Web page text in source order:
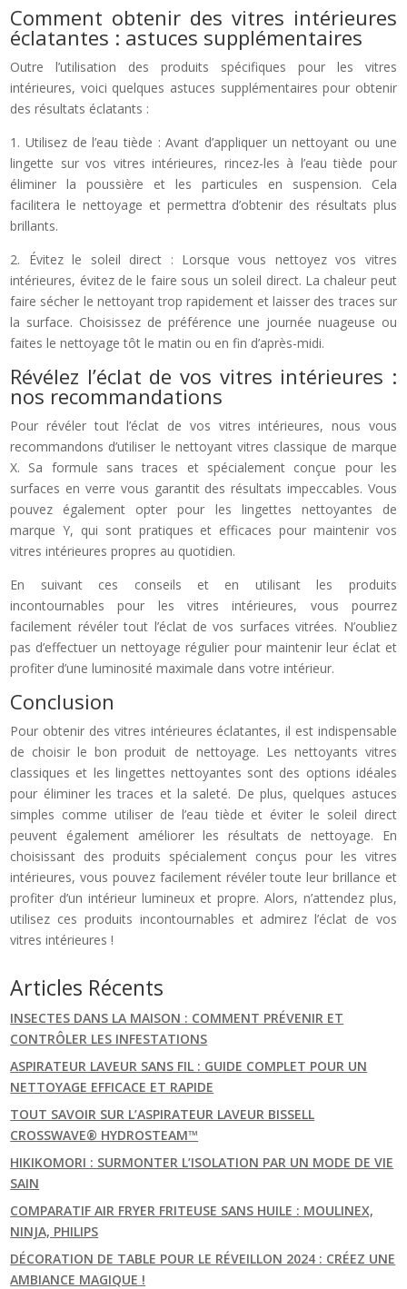
Comment obtenir des vitres intérieures
éclatantes : astuces supplémentaires
Outre l’utilisation des produits spécifiques pour les vitres
intérieures, voici quelques astuces supplémentaires pour obtenir
des résultats éclatants :
1. Utilisez de l’eau tiède : Avant d’appliquer un nettoyant ou une
lingette sur vos vitres intérieures, rincez-les à l’eau tiède pour
éliminer la poussière et les particules en suspension. Cela
facilitera le nettoyage et permettra d’obtenir des résultats plus
brillants.
2. Évitez le soleil direct : Lorsque vous nettoyez vos vitres
intérieures, évitez de le faire sous un soleil direct. La chaleur peut
faire sécher le nettoyant trop rapidement et laisser des traces sur
la surface. Choisissez de préférence une journée nuageuse ou
faites le nettoyage tôt le matin ou en fin d’après-midi.
Révélez l’éclat de vos vitres intérieures :
nos recommandations
Pour révéler tout l’éclat de vos vitres intérieures, nous vous
recommandons d’utiliser le nettoyant vitres classique de marque
X. Sa formule sans traces et spécialement conçue pour les
surfaces en verre vous garantit des résultats impeccables. Vous
pouvez également opter pour les lingettes nettoyantes de
marque Y, qui sont pratiques et efficaces pour maintenir vos
vitres intérieures propres au quotidien.
En suivant ces conseils et en utilisant les produits
incontournables pour les vitres intérieures, vous pourrez
facilement révéler tout l’éclat de vos surfaces vitrées. N’oubliez
pas d’effectuer un nettoyage régulier pour maintenir leur éclat et
profiter d’une luminosité maximale dans votre intérieur.
Conclusion
Pour obtenir des vitres intérieures éclatantes, il est indispensable
de choisir le bon produit de nettoyage. Les nettoyants vitres
classiques et les lingettes nettoyantes sont des options idéales
pour éliminer les traces et la saleté. De plus, quelques astuces
simples comme utiliser de l’eau tiède et éviter le soleil direct
peuvent également améliorer les résultats de nettoyage. En
choisissant des produits spécialement conçus pour les vitres
intérieures, vous pouvez facilement révéler toute leur brillance et
profiter d’un intérieur lumineux et propre. Alors, n’attendez plus,
utilisez ces produits incontournables et admirez l’éclat de vos
vitres intérieures !
Articles Récents
INSECTES DANS LA MAISON : COMMENT PRÉVENIR ET
CONTRÔLER LES INFESTATIONS
ASPIRATEUR LAVEUR SANS FIL : GUIDE COMPLET POUR UN
NETTOYAGE EFFICACE ET RAPIDE
TOUT SAVOIR SUR L’ASPIRATEUR LAVEUR BISSELL
CROSSWAVE® HYDROSTEAM™
HIKIKOMORI : SURMONTER L’ISOLATION PAR UN MODE DE VIE
SAIN
COMPARATIF AIR FRYER FRITEUSE SANS HUILE : MOULINEX,
NINJA, PHILIPS
DÉCORATION DE TABLE POUR LE RÉVEILLON 2024 : CRÉEZ UNE
AMBIANCE MAGIQUE !